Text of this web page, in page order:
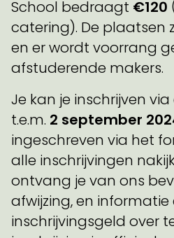
School bedraagt €120
catering). De plaatsen
en er wordt voorrang
afstuderende makers.
Je kan je inschrijven
t.e.m. 2 september
ingeschreven via het
alle inschrijvingen
ontvang je van ons
afwijzing, en informatie
inschrijvingsgeld over